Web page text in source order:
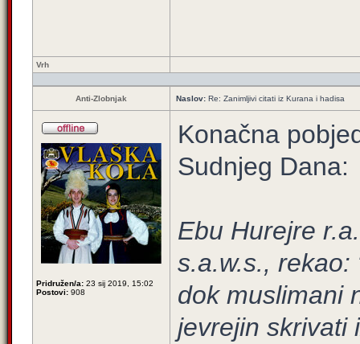
Vrh
Anti-Zlobnjak Naslov: Re: Zanimljivi citati iz Kurana i hadisa
Pridružen/a: 23 sij 2019, 15:02
Postovi: 908
Konačna
Sudnjeg Dana:
Ebu Hurejre
s.a.w.s., rekao:
dok muslimani
jevrejin skrivati